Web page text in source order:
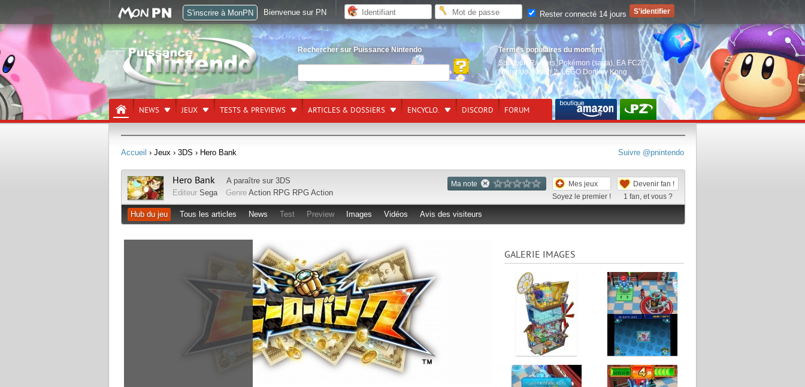
Rechercher sur Puissance Nintendo
Termes populaires du moment
Splatoon Raiders, Pokémon (saga) EA FC27,
Nintendo Switch 2,LEGO Donkey Kong
NEWS JEUX TESTS & PREVIEWS ARTICLES & DOSSIERS ENCYCLO. DISCORD FORUM
Suivre @pnintendo
Accueil › Jeux › 3DS › Hero Bank
Ma note
Mes jeux
Soyez le premier !
Devenir fan !
1 fan, et vous ?
Hero Bank A paraître sur 3DS
Editeur Sega Genre Action RPG RPG Action
Hub du jeu Tous les articles News Test Preview Images Vidéos Avis des visiteurs
GALERIE IMAGES
S'inscrire à MonPN Bienvenue sur PN Rester connecté 14 jours